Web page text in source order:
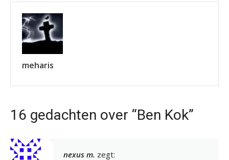
meharis
16 gedachten over “Ben Kok”
nexus m. zegt: